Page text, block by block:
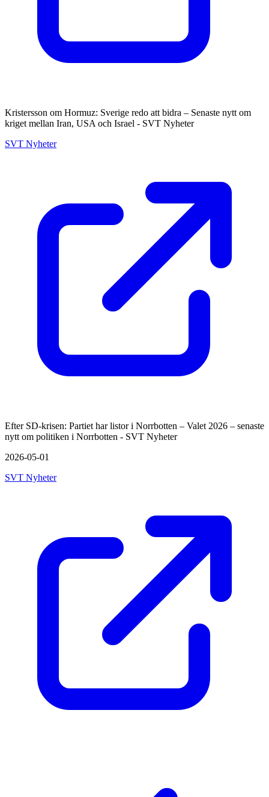
Kristersson om Hormuz: Sverige redo att bidra – Senaste nytt om
kriget mellan Iran, USA och Israel - SVT Nyheter
SVT Nyheter
Efter SD-krisen: Partiet har listor i Norrbotten – Valet 2026 – senaste
nytt om politiken i Norrbotten - SVT Nyheter
2026-05-01
SVT Nyheter